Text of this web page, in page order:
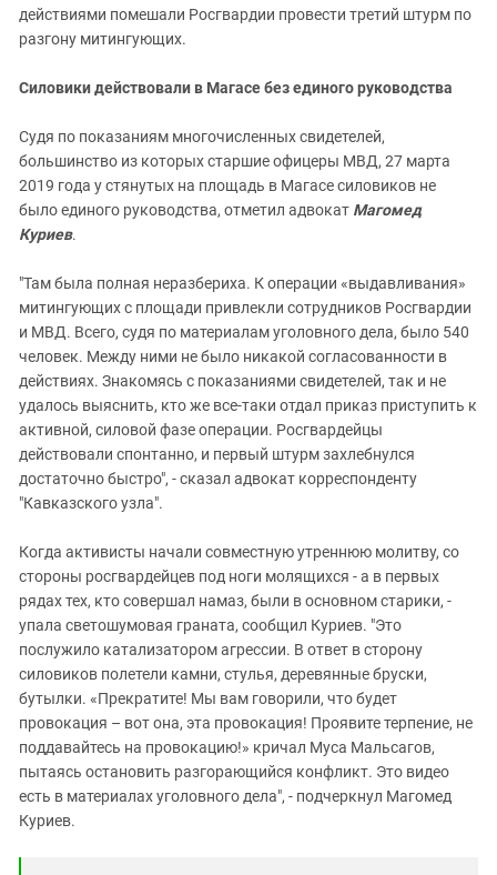
действиями помешали Росгвардии провести третий штурм по
разгону митингующих.
Силовики действовали в Магасе без единого руководства
Судя по показаниям многочисленных свидетелей,
большинство из которых старшие офицеры МВД, 27 марта
2019 года у стянутых на площадь в Магасе силовиков не
было единого руководства, отметил адвокат Магомед
Куриев.
"Там была полная неразбериха. К операции «выдавливания»
митингующих с площади привлекли сотрудников Росгвардии
и МВД. Всего, судя по материалам уголовного дела, было 540
человек. Между ними не было никакой согласованности в
действиях. Знакомясь с показаниями свидетелей, так и не
удалось выяснить, кто же все-таки отдал приказ приступить к
активной, силовой фазе операции. Росгвардейцы
действовали спонтанно, и первый штурм захлебнулся
достаточно быстро", - сказал адвокат корреспонденту
"Кавказского узла".
Когда активисты начали совместную утреннюю молитву, со
стороны росгвардейцев под ноги молящихся - а в первых
рядах тех, кто совершал намаз, были в основном старики, -
упала светошумовая граната, сообщил Куриев. "Это
послужило катализатором агрессии. В ответ в сторону
силовиков полетели камни, стулья, деревянные бруски,
бутылки. «Прекратите! Мы вам говорили, что будет
провокация – вот она, эта провокация! Проявите терпение, не
поддавайтесь на провокацию!» кричал Муса Мальсагов,
пытаясь остановить разгорающийся конфликт. Это видео
есть в материалах уголовного дела", - подчеркнул Магомед
Куриев.